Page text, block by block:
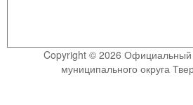
Copyright © 2026 Официальный
муниципального округа